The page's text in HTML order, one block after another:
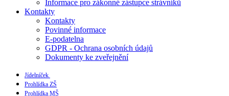
Informace pro zákonné zástupce strávníků
Kontakty
Kontakty
Povinné informace
E-podatelna
GDPR - Ochrana osobních údajů
Dokumenty ke zveřejnění
Jídelníček
Prohlídka ZŠ
Prohlídka MŠ